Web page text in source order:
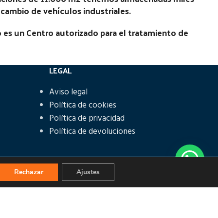
de vehículos industriales.
un Centro autorizado para el tratamiento de
LEGAL
Aviso legal
Política de cookies
Política de privacidad
Política de devoluciones
Rechazar Ajustes